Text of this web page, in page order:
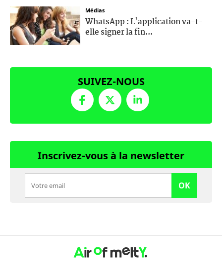
Médias
WhatsApp : L'application va-t-
elle signer la fin...
SUIVEZ-NOUS
Inscrivez-vous à la newsletter
OK